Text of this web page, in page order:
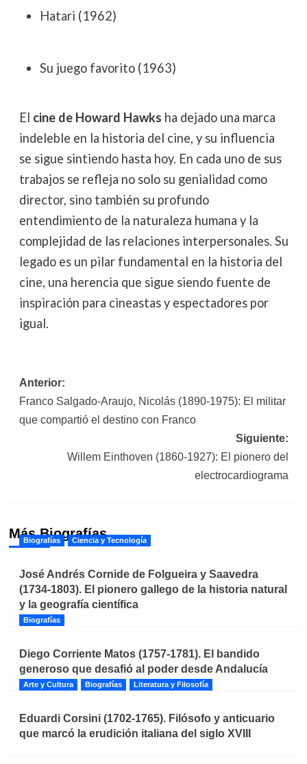
Hatari (1962)
Su juego favorito (1963)
El cine de Howard Hawks ha dejado una marca
indeleble en la historia del cine, y su influencia
se sigue sintiendo hasta hoy. En cada uno de sus
trabajos se refleja no solo su genialidad como
director, sino también su profundo
entendimiento de la naturaleza humana y la
complejidad de las relaciones interpersonales. Su
legado es un pilar fundamental en la historia del
cine, una herencia que sigue siendo fuente de
inspiración para cineastas y espectadores por
igual.
Navegación
de
entradas
Anterior:
Franco Salgado-Araujo, Nicolás (1890-1975): El militar
que compartió el destino con Franco
Siguiente:
Willem Einthoven (1860-1927): El pionero del
electrocardiograma
Más Biografías
Biografías Ciencia y Tecnología
José Andrés Cornide de Folgueira y Saavedra
(1734-1803). El pionero gallego de la historia natural
y la geografía científica
Biografías
Diego Corriente Matos (1757-1781). El bandido
generoso que desafió al poder desde Andalucía
Arte y Cultura Biografías Literatura y Filosofía
Eduardi Corsini (1702-1765). Filósofo y anticuario
que marcó la erudición italiana del siglo XVIII